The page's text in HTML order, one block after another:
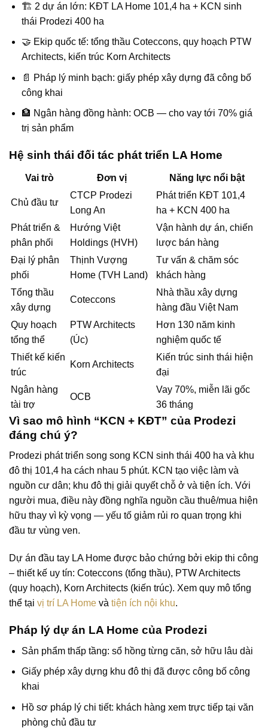
🏗️ 2 dự án lớn: KĐT LA Home 101,4 ha + KCN sinh
thái Prodezi 400 ha
🤝 Ekip quốc tế: tổng thầu Coteccons, quy hoạch PTW
Architects, kiến trúc Korn Architects
📄 Pháp lý minh bạch: giấy phép xây dựng đã công bố
công khai
🏦 Ngân hàng đồng hành: OCB — cho vay tới 70% giá
trị sản phẩm
Hệ sinh thái đối tác phát triển LA Home
Vai trò Đơn vị Năng lực nổi bật
Chủ đầu tư
CTCP Prodezi
Long An
Phát triển KĐT 101,4
ha + KCN 400 ha
Phát triển &
phân phối
Hướng Việt
Holdings (HVH)
Vận hành dự án, chiến
lược bán hàng
Đại lý phân
phối
Thịnh Vượng
Home (TVH Land)
Tư vấn & chăm sóc
khách hàng
Tổng thầu
xây dựng
Coteccons
Nhà thầu xây dựng
hàng đầu Việt Nam
Quy hoạch
tổng thể
PTW Architects
(Úc)
Hơn 130 năm kinh
nghiệm quốc tế
Thiết kế kiến
trúc
Korn Architects
Kiến trúc sinh thái hiện
đại
Ngân hàng
tài trợ
OCB
Vay 70%, miễn lãi gốc
36 tháng
Vì sao mô hình “KCN + KĐT” của Prodezi
đáng chú ý?
Prodezi phát triển song song KCN sinh thái 400 ha và khu
đô thị 101,4 ha cách nhau 5 phút. KCN tạo việc làm và
nguồn cư dân; khu đô thị giải quyết chỗ ở và tiện ích. Với
người mua, điều này đồng nghĩa nguồn cầu thuê/mua hiện
hữu thay vì kỳ vọng — yếu tố giảm rủi ro quan trọng khi
đầu tư vùng ven.
Dự án đầu tay LA Home được bảo chứng bởi ekip thi công
– thiết kế uy tín: Coteccons (tổng thầu), PTW Architects
(quy hoạch), Korn Architects (kiến trúc). Xem quy mô tổng
thể tại vị trí LA Home và tiện ích nội khu.
Pháp lý dự án LA Home của Prodezi
Sản phẩm thấp tầng: sổ hồng từng căn, sở hữu lâu dài
Giấy phép xây dựng khu đô thị đã được công bố công
khai
Hồ sơ pháp lý chi tiết: khách hàng xem trực tiếp tại văn
phòng chủ đầu tư